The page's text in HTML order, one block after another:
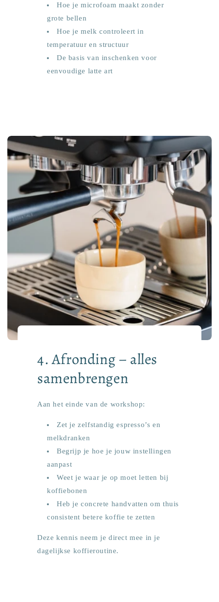
Hoe je microfoam maakt zonder
grote bellen
Hoe je melk controleert in
temperatuur en structuur
De basis van inschenken voor
eenvoudige latte art
4. Afronding – alles
samenbrengen
Aan het einde van de workshop:
Zet je zelfstandig espresso’s en
melkdranken
Begrijp je hoe je jouw instellingen
aanpast
Weet je waar je op moet letten bij
koffiebonen
Heb je concrete handvatten om thuis
consistent betere koffie te zetten
Deze kennis neem je direct mee in je
dagelijkse koffieroutine.